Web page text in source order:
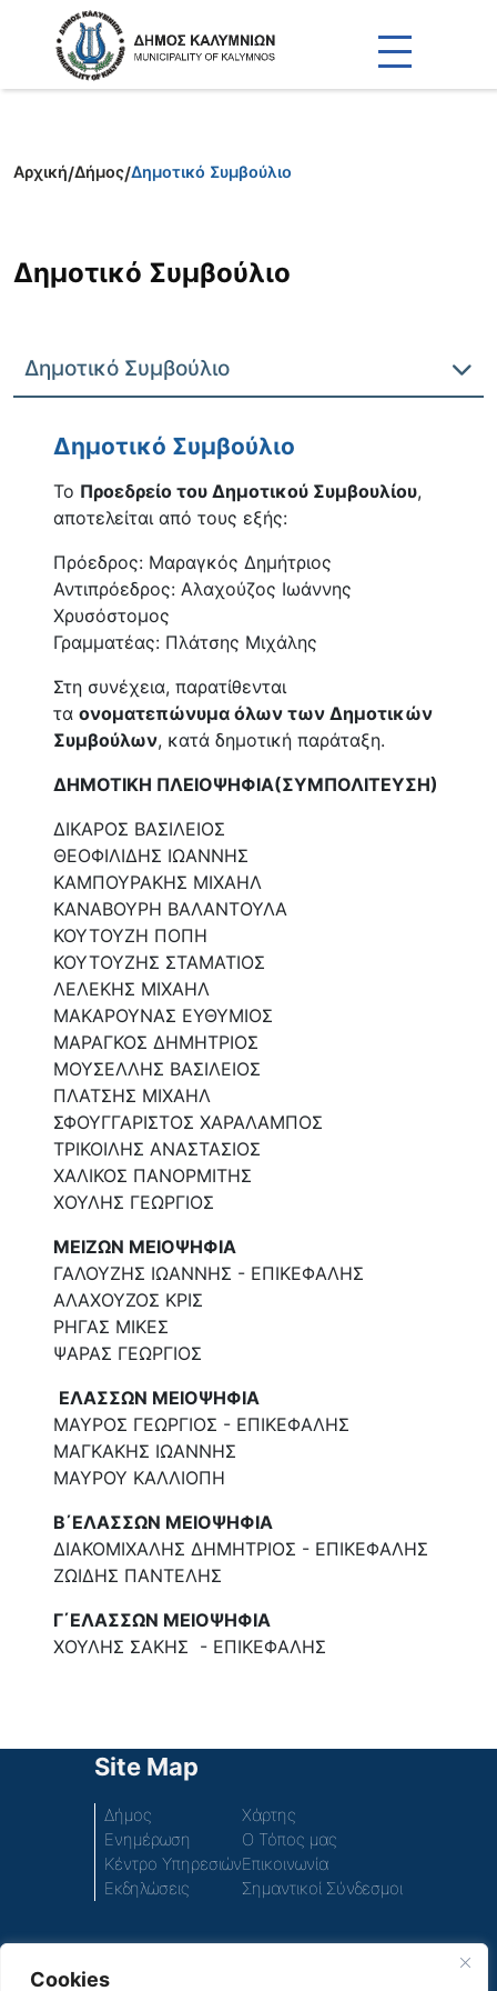
Cookies
Αρχική/Δήμος/Δημοτικό Συμβούλιο
Δημοτικό Συμβούλιο
Δημοτικό Συμβούλιο
Δημοτικό Συμβούλιο
Το Προεδρείο του Δημοτικού Συμβουλίου,
αποτελείται από τους εξής:
Πρόεδρος: Μαραγκός Δημήτριος
Αντιπρόεδρος: Αλαχούζος Ιωάννης
Χρυσόστομος
Γραμματέας: Πλάτσης Μιχάλης
Στη συνέχεια, παρατίθενται
τα ονοματεπώνυμα όλων των Δημοτικών
Συμβούλων, κατά δημοτική παράταξη.
ΔΗΜΟΤΙΚΗ ΠΛΕΙΟΨΗΦΙΑ(ΣΥΜΠΟΛΙΤΕΥΣΗ)
ΔΙΚΑΡΟΣ ΒΑΣΙΛΕΙΟΣ
ΘΕΟΦΙΛΙΔΗΣ ΙΩΑΝΝΗΣ
ΚΑΜΠΟΥΡΑΚΗΣ ΜΙΧΑΗΛ
ΚΑΝΑΒΟΥΡΗ ΒΑΛΑΝΤΟΥΛΑ
ΚΟΥΤΟΥΖΗ ΠΟΠΗ
ΚΟΥΤΟΥΖΗΣ ΣΤΑΜΑΤΙΟΣ
ΛΕΛΕΚΗΣ ΜΙΧΑΗΛ
ΜΑΚΑΡΟΥΝΑΣ ΕΥΘΥΜΙΟΣ
ΜΑΡΑΓΚΟΣ ΔΗΜΗΤΡΙΟΣ
ΜΟΥΣΕΛΛΗΣ ΒΑΣΙΛΕΙΟΣ
ΠΛΑΤΣΗΣ ΜΙΧΑΗΛ
ΣΦΟΥΓΓΑΡΙΣΤΟΣ ΧΑΡΑΛΑΜΠΟΣ
ΤΡΙΚΟΙΛΗΣ ΑΝΑΣΤΑΣΙΟΣ
ΧΑΛΙΚΟΣ ΠΑΝΟΡΜΙΤΗΣ
ΧΟΥΛΗΣ ΓΕΩΡΓΙΟΣ
ΜΕΙΖΩΝ ΜΕΙΟΨΗΦΙΑ
ΓΑΛΟΥΖΗΣ ΙΩΑΝΝΗΣ - ΕΠΙΚΕΦΑΛΗΣ
ΑΛΑΧΟΥΖΟΣ ΚΡΙΣ
ΡΗΓΑΣ ΜΙΚΕΣ
ΨΑΡΑΣ ΓΕΩΡΓΙΟΣ
ΕΛΑΣΣΩΝ ΜΕΙΟΨΗΦΙΑ
ΜΑΥΡΟΣ ΓΕΩΡΓΙΟΣ - ΕΠΙΚΕΦΑΛΗΣ
ΜΑΓΚΑΚΗΣ ΙΩΑΝΝΗΣ
ΜΑΥΡΟΥ ΚΑΛΛΙΟΠΗ
Β΄ΕΛΑΣΣΩΝ ΜΕΙΟΨΗΦΙΑ
ΔΙΑΚΟΜΙΧΑΛΗΣ ΔΗΜΗΤΡΙΟΣ - ΕΠΙΚΕΦΑΛΗΣ
ΖΩΙΔΗΣ ΠΑΝΤΕΛΗΣ
Γ΄ΕΛΑΣΣΩΝ ΜΕΙΟΨΗΦΙΑ
ΧΟΥΛΗΣ ΣΑΚΗΣ - ΕΠΙΚΕΦΑΛΗΣ
Site Map
Δήμος
Ενημέρωση
Κέντρο Υπηρεσιών
Εκδηλώσεις
Χάρτης
Ο Τόπος μας
Επικοινωνία
Σημαντικοί Σύνδεσμοι
Πρόσβαση στο περιεχόμενο του παλιού ιστοτόπου